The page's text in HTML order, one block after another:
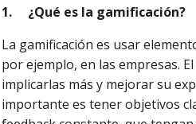
1. ¿Qué es la gamificación?
La gamificación es usar
por ejemplo, en las empresas.
implicarlas más y mejorar su
importante es tener objetivos